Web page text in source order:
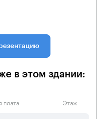
в этом здании:
плата Этаж